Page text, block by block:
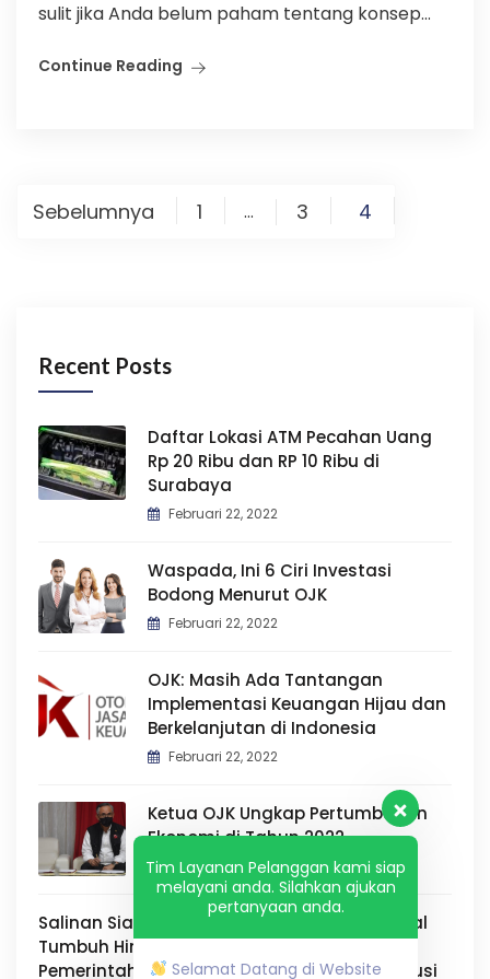
sulit jika Anda belum paham tentang konsep...
Continue Reading
Paginasi
Sebelumnya 1 … 3 4
Recent Posts
Daftar Lokasi ATM Pecahan Uang
Rp 20 Ribu dan RP 10 Ribu di
Surabaya
Februari 22, 2022
Waspada, Ini 6 Ciri Investasi
Bodong Menurut OJK
Februari 22, 2022
OJK: Masih Ada Tantangan
Implementasi Keuangan Hijau dan
Berkelanjutan di Indonesia
Februari 22, 2022
Ketua OJK Ungkap Pertumbuhan
Ekonomi di Tahun 2022
Februari 22, 2022
Salinan Siaran Pers Bersama: Ekonomi Digital
Tumbuh Hingga Rp 4.500 Triliun di 2030,
Pemerintah dan Asosiasi Sepakat Jaga Inklusi
Tim Layanan Pelanggan kami siap
melayani anda. Silahkan ajukan
pertanyaan anda.
Selamat Datang di Website